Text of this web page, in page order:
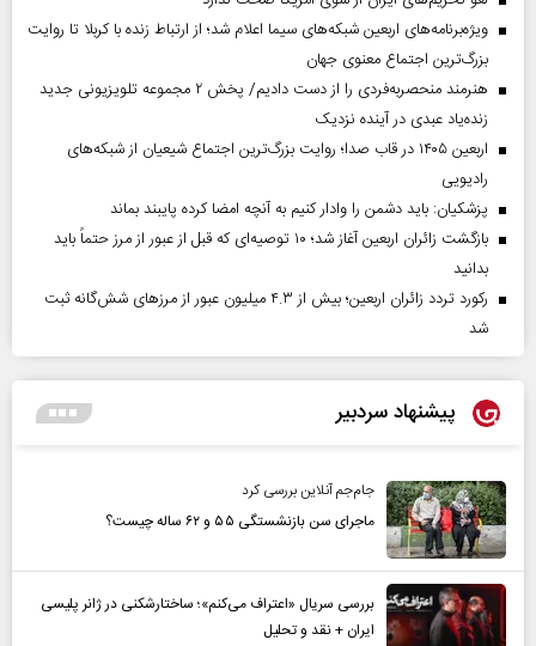
ویژه‌برنامه‌های اربعین شبکه‌های سیما اعلام شد؛ از ارتباط زنده با کربلا تا روایت
بزرگ‌ترین اجتماع معنوی جهان
هنرمند منحصر‌به‌فردی را از دست دادیم/ پخش ۲ مجموعه تلویزیونی جدید
زنده‌یاد عبدی در آینده نزدیک
اربعین ۱۴۰۵ در قاب صدا؛ روایت بزرگ‌ترین اجتماع شیعیان از شبکه‌های
رادیویی
پزشکیان: باید دشمن را وادار کنیم به آنچه امضا کرده پایبند بماند
بازگشت زائران اربعین آغاز شد؛ ۱۰ توصیه‌ای که قبل از عبور از مرز حتماً باید
بدانید
رکورد تردد زائران اربعین؛ بیش از ۴.۳ میلیون عبور از مرزهای شش‌گانه ثبت
شد
پیشنهاد سردبیر
جام‌جم آنلاین بررسی کرد
ماجرای سن بازنشستگی ۵۵ و ۶۲ ساله چیست؟
بررسی سریال «اعتراف می‌کنم»؛ ساختارشکنی در ژانر پلیسی
ایران + نقد و تحلیل